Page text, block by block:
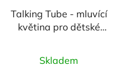
Talking Tube - mluvící
květina pro dětské
hodnocení
Skladem